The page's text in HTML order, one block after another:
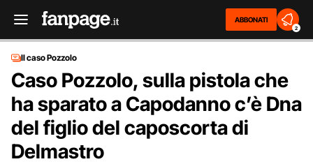
ABBONATI
2
Il caso Pozzolo
Caso Pozzolo, sulla pistola che
ha sparato a Capodanno c’è Dna
del figlio del caposcorta di
Delmastro